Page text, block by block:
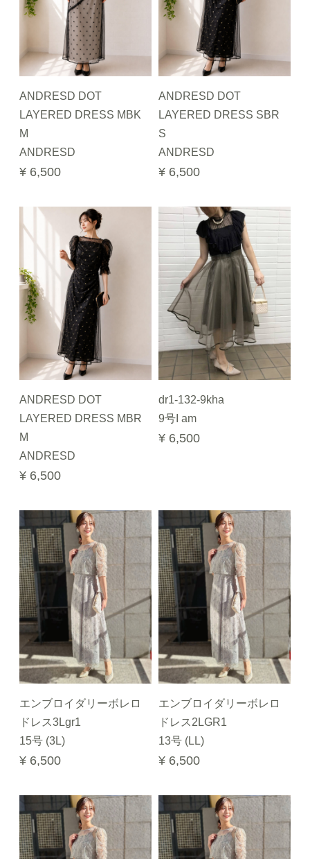
ANDRESD DOT
LAYERED DRESS MBK
M
ANDRESD
¥ 6,500
ANDRESD DOT
LAYERED DRESS SBR
S
ANDRESD
¥ 6,500
ANDRESD DOT
LAYERED DRESS MBR
M
ANDRESD
¥ 6,500
dr1-132-9kha
9号I am
¥ 6,500
エンブロイダリーボレロ
ドレス3Lgr1
15号 (3L)
¥ 6,500
エンブロイダリーボレロ
ドレス2LGR1
13号 (LL)
¥ 6,500